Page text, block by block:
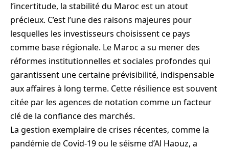
l’incertitude, la stabilité du Maroc est un atout
précieux. C’est l’une des raisons majeures pour
lesquelles les investisseurs choisissent ce pays
comme base régionale. Le Maroc a su mener des
réformes institutionnelles et sociales profondes qui
garantissent une certaine prévisibilité, indispensable
aux affaires à long terme. Cette résilience est souvent
citée par les agences de notation comme un facteur
clé de la confiance des marchés.
La gestion exemplaire de crises récentes, comme la
pandémie de Covid-19 ou le séisme d’Al Haouz, a